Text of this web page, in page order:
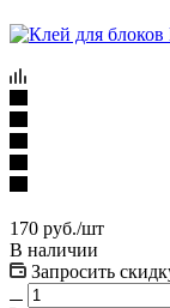
170 руб./шт
В наличии
Запросить